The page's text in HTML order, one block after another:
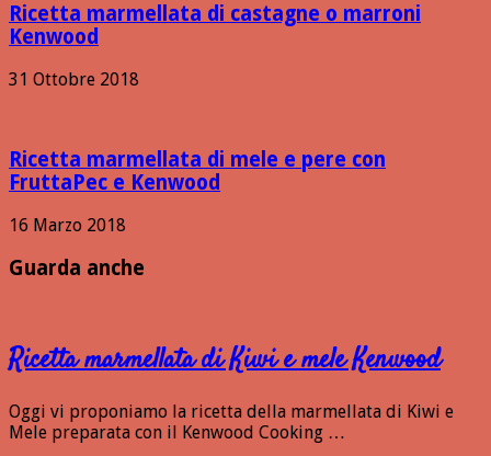
Ricetta marmellata di castagne o marroni
Kenwood
31 Ottobre 2018
Ricetta marmellata di mele e pere con
FruttaPec e Kenwood
16 Marzo 2018
Guarda anche
Ricetta marmellata di Kiwi e mele Kenwood
Oggi vi proponiamo la ricetta della marmellata di Kiwi e
Mele preparata con il Kenwood Cooking …